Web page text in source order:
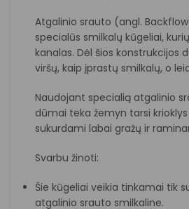
Atgalinio srauto (angl.
specialūs smilkalų kūgeliai,
kanalas. Dėl šios konstrukcijos
viršų, kaip įprastų smilkalų, o
Naudojant specialią atgalinio
dūmai teka žemyn tarsi krioklys
sukurdami labai gražų ir
Svarbu žinoti:
Šie kūgeliai veikia tinkamai tik
atgalinio srauto smilkaline.